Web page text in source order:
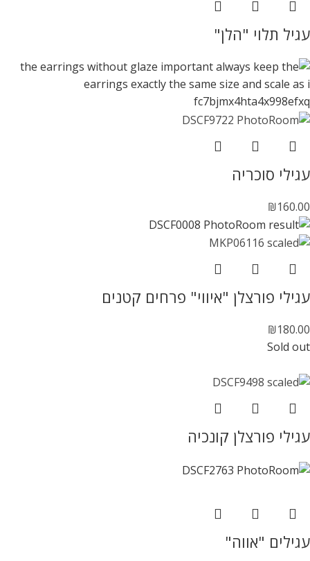
עגיל תלוי "הלן"
עגילי סוכריה
₪160.00
עגילי פורצלן "איווי" פרחים קטנים
₪180.00
Sold out
עגילי פורצלן קונכיה
עגילים "אווה"